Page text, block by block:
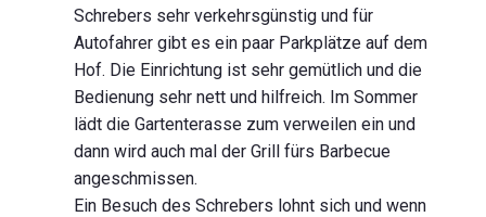
Schrebers sehr verkehrsgünstig und für
Autofahrer gibt es ein paar Parkplätze auf dem
Hof. Die Einrichtung ist sehr gemütlich und die
Bedienung sehr nett und hilfreich. Im Sommer
lädt die Gartenterasse zum verweilen ein und
dann wird auch mal der Grill fürs Barbecue
angeschmissen.
Ein Besuch des Schrebers lohnt sich und wenn